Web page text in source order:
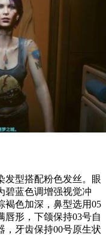
发型搭配粉色发丝。眼
碧蓝色调增强视觉冲
褐色加深，鼻型选用05
唇形，下颌保持03号自
，牙齿保持00号原生状